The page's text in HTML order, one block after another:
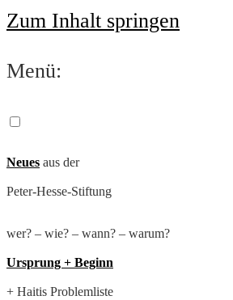
Zum Inhalt springen
Menü:
Neues aus der
Peter-Hesse-Stiftung
wer? – wie? – wann? – warum?
Ursprung + Beginn
+ Haitis Problemliste